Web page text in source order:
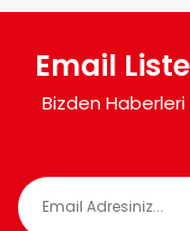
Email
Bizden Haberleri